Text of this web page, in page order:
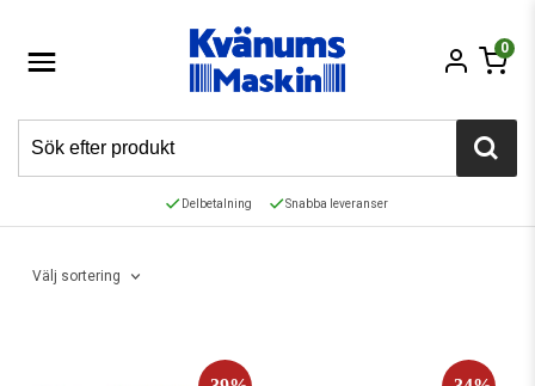
0
Delbetalning Snabba leveranser
Välj sortering